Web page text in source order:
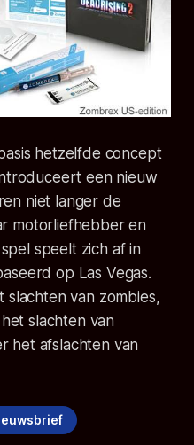
hetzelfde concept
een nieuw
niet langer de
motorliefhebber en
speelt zich af in
op Las Vegas.
slachten van zombies,
slachten van
het afslachten van